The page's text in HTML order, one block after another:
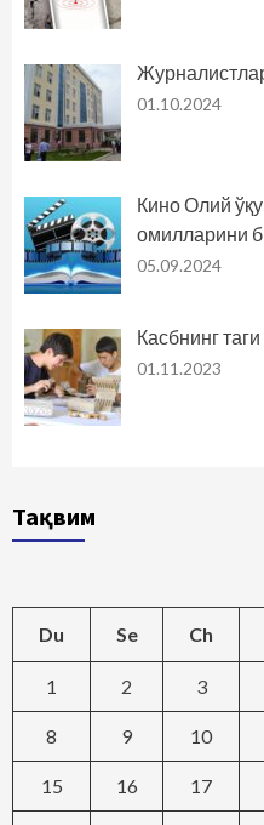
01.10.2024
Кино Олий
омилларини
05.09.2024
Касбнинг
01.11.2023
Тақвим
Du Se Ch
1 2 3
8 9 10
15 16 17